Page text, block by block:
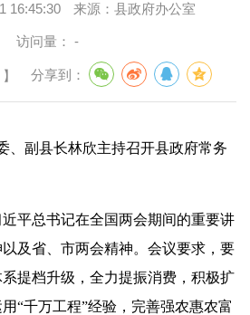
16:45:30 来源： 县政府办公室
访问量： -
】 分享到：
副县长林欣主持召开县政府常务
总书记在全国两会期间的重要讲
及省、市两会精神。会议要求，要
提档升级，全力提振消费，积极扩
“千万工程”经验，完善强农惠农富